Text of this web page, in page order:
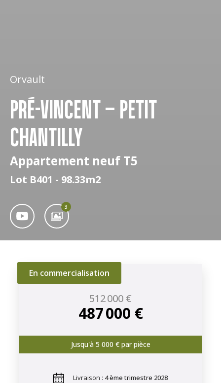
Orvault
PRÉ-VINCENT – PETIT
CHANTILLY
Appartement neuf T5
Lot B401 - 98.33m2
3
En commercialisation
512 000 €
487 000 €
Jusqu'à 5 000 € par pièce
Livraison : 4 ème trimestre 2028